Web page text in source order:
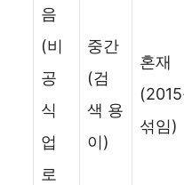
음
(비
공
식
업
로
중간
(검
색 용
이)
혼재
섞임)